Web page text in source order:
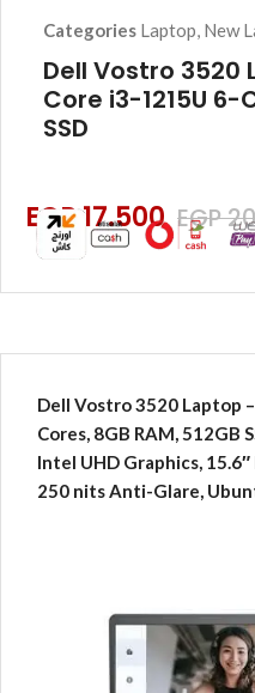
Categories Laptop, New
Dell Vostro 3520
Core i3-1215U 6-
SSD
EGP
EGP17.500
Dell Vostro 3520 Laptop
Cores, 8GB RAM, 512GB
Intel UHD Graphics,
250 nits Anti-Glare,